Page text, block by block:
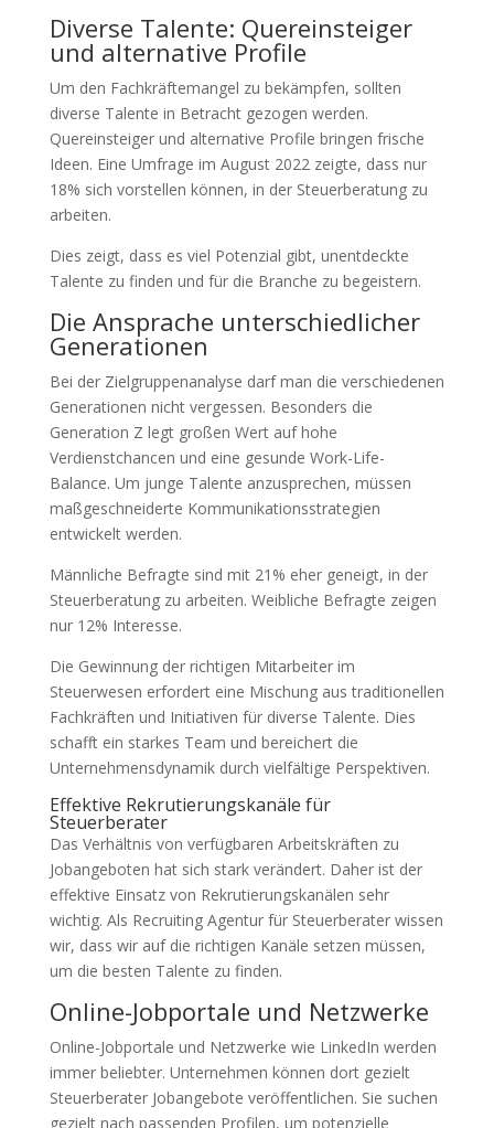
Diverse Talente: Quereinsteiger
und alternative Profile
Um den Fachkräftemangel zu bekämpfen, sollten
diverse Talente in Betracht gezogen werden.
Quereinsteiger und alternative Profile bringen frische
Ideen. Eine Umfrage im August 2022 zeigte, dass nur
18% sich vorstellen können, in der Steuerberatung zu
arbeiten.
Dies zeigt, dass es viel Potenzial gibt, unentdeckte
Talente zu finden und für die Branche zu begeistern.
Die Ansprache unterschiedlicher
Generationen
Bei der Zielgruppenanalyse darf man die verschiedenen
Generationen nicht vergessen. Besonders die
Generation Z legt großen Wert auf hohe
Verdienstchancen und eine gesunde Work-Life-
Balance. Um junge Talente anzusprechen, müssen
maßgeschneiderte Kommunikationsstrategien
entwickelt werden.
Männliche Befragte sind mit 21% eher geneigt, in der
Steuerberatung zu arbeiten. Weibliche Befragte zeigen
nur 12% Interesse.
Die Gewinnung der richtigen Mitarbeiter im
Steuerwesen erfordert eine Mischung aus traditionellen
Fachkräften und Initiativen für diverse Talente. Dies
schafft ein starkes Team und bereichert die
Unternehmensdynamik durch vielfältige Perspektiven.
Effektive Rekrutierungskanäle für
Steuerberater
Das Verhältnis von verfügbaren Arbeitskräften zu
Jobangeboten hat sich stark verändert. Daher ist der
effektive Einsatz von Rekrutierungskanälen sehr
wichtig. Als Recruiting Agentur für Steuerberater wissen
wir, dass wir auf die richtigen Kanäle setzen müssen,
um die besten Talente zu finden.
Online-Jobportale und Netzwerke
Online-Jobportale und Netzwerke wie LinkedIn werden
immer beliebter. Unternehmen können dort gezielt
Steuerberater Jobangebote veröffentlichen. Sie suchen
gezielt nach passenden Profilen, um potenzielle